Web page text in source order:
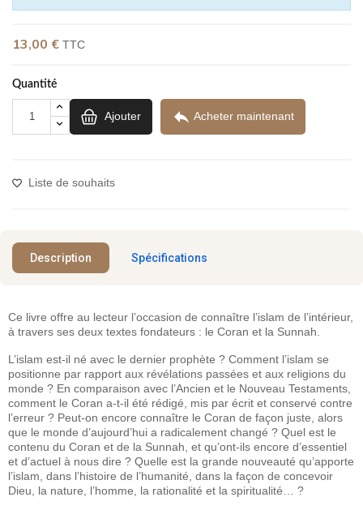
13,00 € TTC
Quantité
Ajouter  Acheter maintenant
Liste de souhaits
Description Spécifications
Ce livre offre au lecteur l’occasion de connaître l’islam de l’intérieur,
à travers ses deux textes fondateurs : le Coran et la Sunnah.
L’islam est-il né avec le dernier prophète ? Comment l’islam se
positionne par rapport aux révélations passées et aux religions du
monde ? En comparaison avec l’Ancien et le Nouveau Testaments,
comment le Coran a-t-il été rédigé, mis par écrit et conservé contre
l’erreur ? Peut-on encore connaître le Coran de façon juste, alors
que le monde d’aujourd’hui a radicalement changé ? Quel est le
contenu du Coran et de la Sunnah, et qu’ont-ils encore d’essentiel
et d’actuel à nous dire ? Quelle est la grande nouveauté qu’apporte
l’islam, dans l’histoire de l’humanité, dans la façon de concevoir
Dieu, la nature, l’homme, la rationalité et la spiritualité… ?